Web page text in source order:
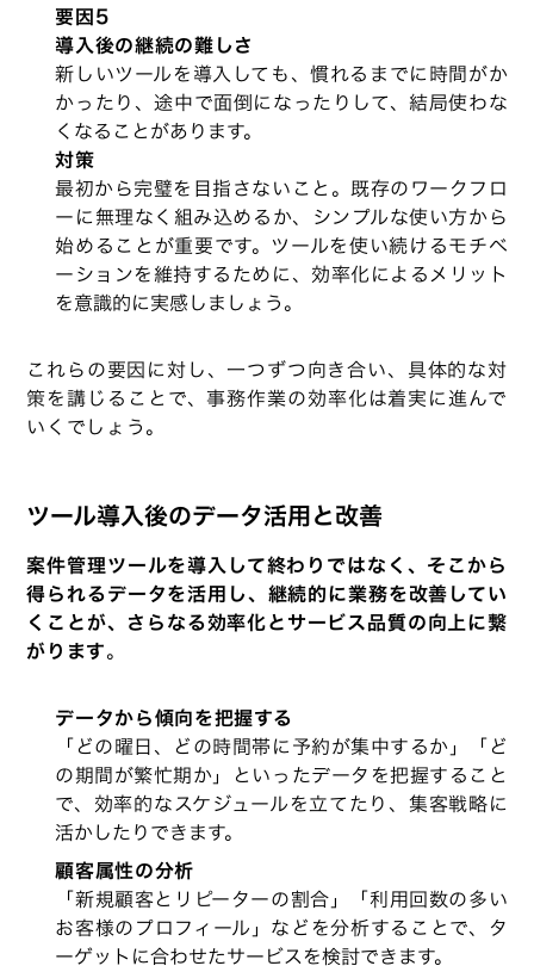
要因5
導入後の継続の難しさ
新しいツールを導入しても、慣れるまでに時間がか
かったり、途中で面倒になったりして、結局使わな
くなることがあります。
対策
最初から完璧を目指さないこと。既存のワークフロ
ーに無理なく組み込めるか、シンプルな使い方から
始めることが重要です。ツールを使い続けるモチベ
ーションを維持するために、効率化によるメリット
を意識的に実感しましょう。
これらの要因に対し、一つずつ向き合い、具体的な対
策を講じることで、事務作業の効率化は着実に進んで
いくでしょう。
ツール導入後のデータ活用と改善
案件管理ツールを導入して終わりではなく、そこから
得られるデータを活用し、継続的に業務を改善してい
くことが、さらなる効率化とサービス品質の向上に繋
がります。
データから傾向を把握する
「どの曜日、どの時間帯に予約が集中するか」「ど
の期間が繁忙期か」といったデータを把握すること
で、効率的なスケジュールを立てたり、集客戦略に
活かしたりできます。
顧客属性の分析
「新規顧客とリピーターの割合」「利用回数の多い
お客様のプロフィール」などを分析することで、タ
ーゲットに合わせたサービスを検討できます。